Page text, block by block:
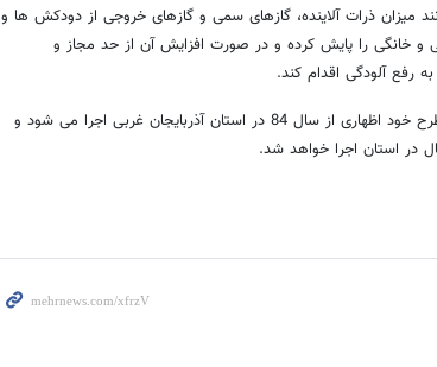
میزان ذرات آلاینده، گازهای سمی و گازهای خروجی از دودکش ها و
خانگی را پایش کرده و در صورت افزایش آن از حد مجاز و
رفع آلودگی اقدام کند.
به گفته مدیرکل محیط زیست آذربایجان غربی طرح خود اظهاری از سال 84 در استان آذربایجان غربی اجرا می شود و
در استان اجرا خواهد شد.